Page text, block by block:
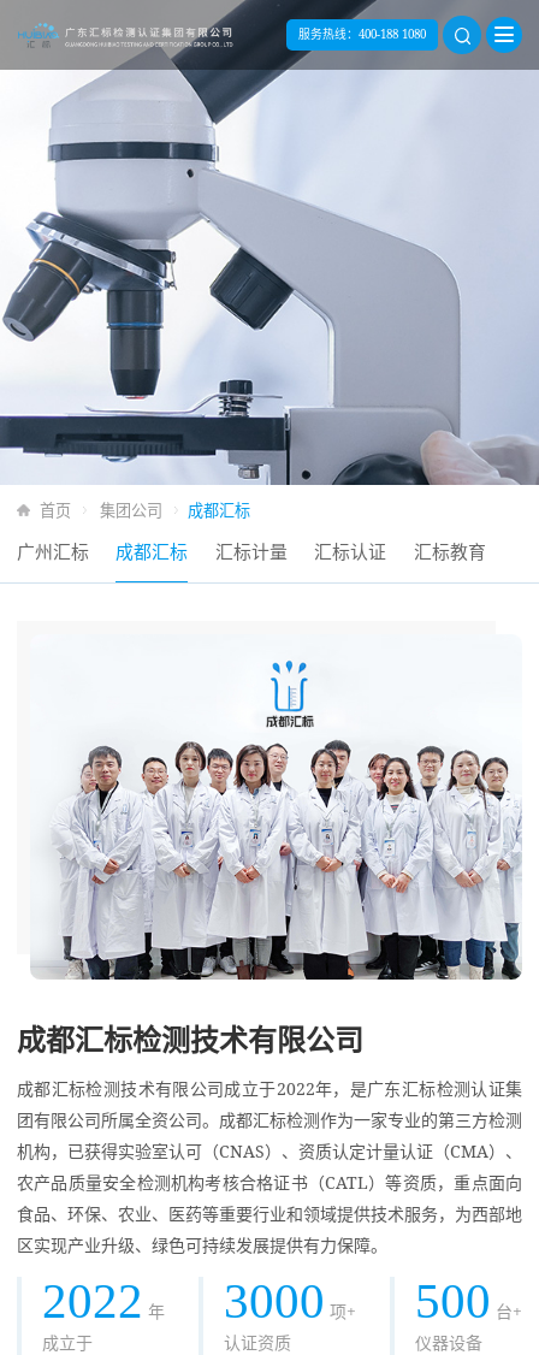
服务热线： 400-188 1080
首页 集团公司 成都汇标
广州汇标 成都汇标 汇标计量 汇标认证 汇标教育
成都汇标检测技术有限公司
成都汇标检测技术有限公司成立于2022年，是广东汇标检测认证集
团有限公司所属全资公司。成都汇标检测作为一家专业的第三方检测
机构，已获得实验室认可（CNAS）、资质认定计量认证（CMA）、
农产品质量安全检测机构考核合格证书（CATL）等资质，重点面向
食品、环保、农业、医药等重要行业和领域提供技术服务，为西部地
区实现产业升级、绿色可持续发展提供有力保障。
2022 年
成立于
3000 项+
认证资质
500 台+
仪器设备